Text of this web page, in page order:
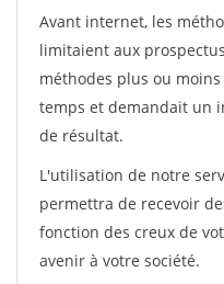
Avant internet, les
limitaient aux
méthodes plus ou
temps et demandait un
de résultat.
L'utilisation de notre
permettra de recevoir
fonction des creux de
avenir à votre société.